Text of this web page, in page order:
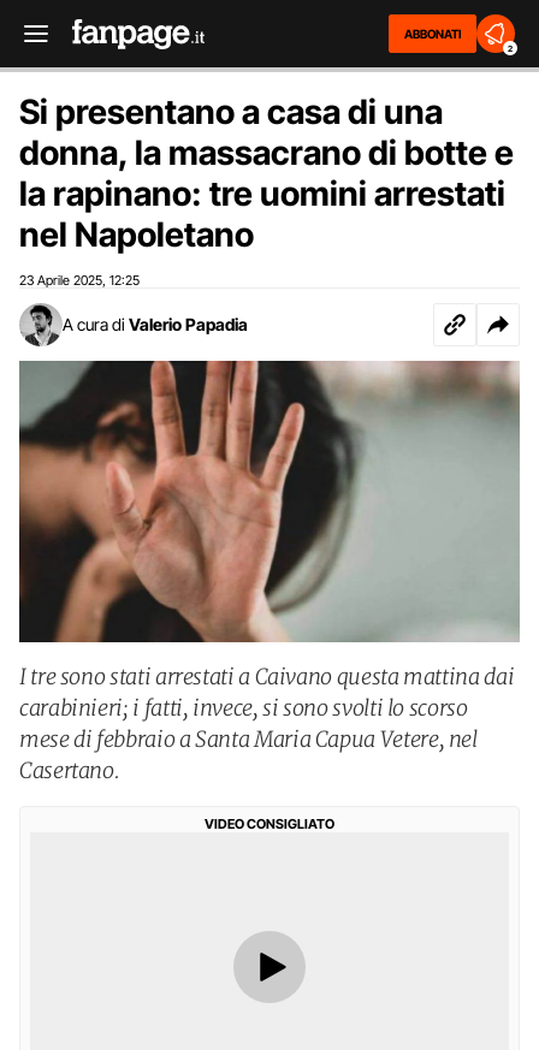
ABBONATI
2
Si presentano a casa di una
donna, la massacrano di botte e
la rapinano: tre uomini arrestati
nel Napoletano
23 Aprile 2025 12:25
A cura di Valerio Papadia
I tre sono stati arrestati a Caivano questa mattina dai
carabinieri; i fatti, invece, si sono svolti lo scorso
mese di febbraio a Santa Maria Capua Vetere, nel
Casertano.
VIDEO CONSIGLIATO